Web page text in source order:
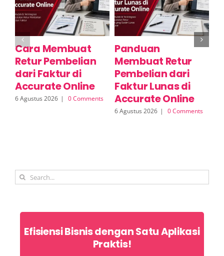
Cara Membuat
Retur Pembelian
dari Faktur di
Accurate Online
6 Agustus 2026 | 0 Comments
Panduan
Membuat Retur
Pembelian dari
Faktur Lunas di
Accurate Online
6 Agustus 2026 | 0 Comments
Search
Efisiensi Bisnis dengan Satu Aplikasi
Praktis!